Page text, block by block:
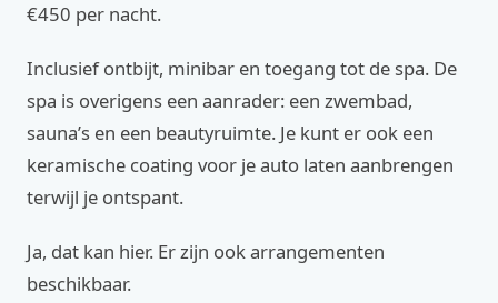
€450 per nacht.
Inclusief ontbijt, minibar en toegang tot de spa. De
spa is overigens een aanrader: een zwembad,
sauna’s en een beautyruimte. Je kunt er ook een
keramische coating voor je auto laten aanbrengen
terwijl je ontspant.
Ja, dat kan hier. Er zijn ook arrangementen
beschikbaar.